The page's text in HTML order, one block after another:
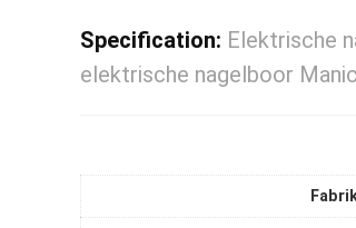
Specification: Elektrische
elektrische nagelboor